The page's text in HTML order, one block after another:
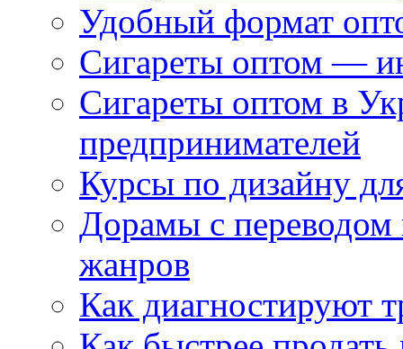
Удобный формат
Сигареты оптом —
Сигареты оптом в
предпринимателей
Курсы по дизайну
Дорамы с переводом
жанров
Как диагностируют